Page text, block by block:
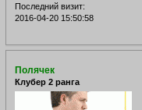
Последний визит:
2016-04-20 15:50:58
Полячек
Клубер 2 ранга